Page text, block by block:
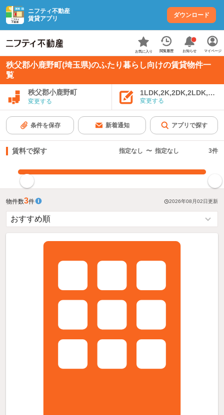
ニフティ不動産
賃貸アプリ
ダウンロード
お気に入り 閲覧履歴 お知らせ マイページ
秩父郡小鹿野町(埼玉県)のふたり暮らし向けの賃貸物件一
覧
秩父郡小鹿野町
変更する 変更する
条件を保存 新着通知 アプリで探す
賃料で探す 指定なし 〜 指定なし 3件
物件数3件 2026年08月02日更新